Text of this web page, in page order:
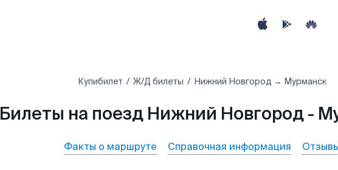
Купибилет Ж/Д билеты Нижний Новгород → Мурманск
Билеты на поезд Нижний Новгород -
Факты о маршруте Справочная информация